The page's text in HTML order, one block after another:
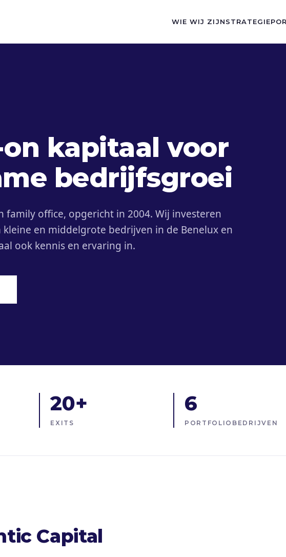
WIE WIJ ZIJNSTRATEGIE
kapitaal voor
bedrijfsgroei
family office, opgericht in 2004. Wij investeren
en middelgrote bedrijven in de Benelux en
ook kennis en ervaring in.
20+
EXITS
6
PORTFOLIOBEDRIJVEN
Capital